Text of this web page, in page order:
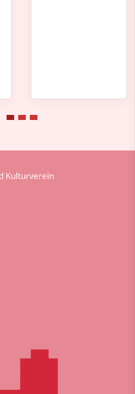
Kulturverein